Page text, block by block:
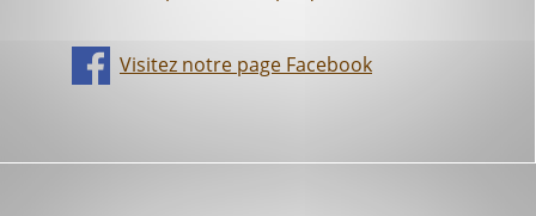
Visitez notre page Facebook